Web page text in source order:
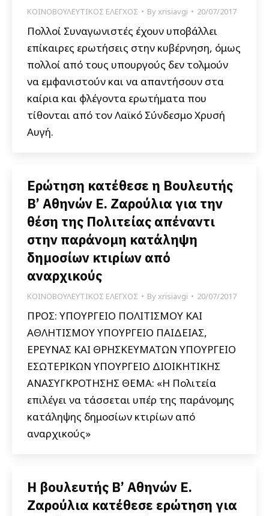
ΚΟΙΝΟΒΟΥΛΕΥΤΙΚΟΣ ΕΛΕΓΧΟΣ Byxrisiavgi 20/07/2017
Πολλοί Συναγωνιστές έχουν υποβάλλει
επίκαιρες ερωτήσεις στην κυβέρνηση, όμως
πολλοί από τους υπουργούς δεν τολμούν
να εμφανιστούν και να απαντήσουν στα
καίρια και φλέγοντα ερωτήματα που
τίθονται από τον Λαϊκό Σύνδεσμο Χρυσή
Αυγή.
Ερώτηση κατέθεσε η Βουλευτής
Β’ Αθηνών Ε. Ζαρούλια για την
θέση της Πολιτείας απέναντι
στην παράνομη κατάληψη
δημοσίων κτιρίων από
αναρχικούς
ΚΟΙΝΟΒΟΥΛΕΥΤΙΚΟΣ ΕΛΕΓΧΟΣ Byxrisiavgi 20/07/2017
ΠΡΟΣ: ΥΠΟΥΡΓΕΙΟ ΠΟΛΙΤΙΣΜΟΥ ΚΑΙ
ΑΘΛΗΤΙΣΜΟΥ ΥΠΟΥΡΓΕΙΟ ΠΑΙΔΕΙΑΣ,
ΕΡΕΥΝΑΣ ΚΑΙ ΘΡΗΣΚΕΥΜΑΤΩΝ ΥΠΟΥΡΓΕΙΟ
ΕΣΩΤΕΡΙΚΩΝ ΥΠΟΥΡΓΕΙΟ ΔΙΟΙΚΗΤΙΚΗΣ
ΑΝΑΣΥΓΚΡΟΤΗΣΗΣ ΘΕΜΑ: «Η Πολιτεία
επιλέγει να τάσσεται υπέρ της παράνομης
κατάληψης δημοσίων κτιρίων από
αναρχικούς»
Η βουλευτής Β’ Αθηνών Ε.
Ζαρούλια κατέθεσε ερώτηση για